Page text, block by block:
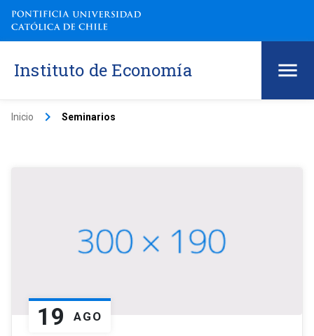
Instituto de Economía
Inicio keyboard_arrow_right Seminarios
19 AGO